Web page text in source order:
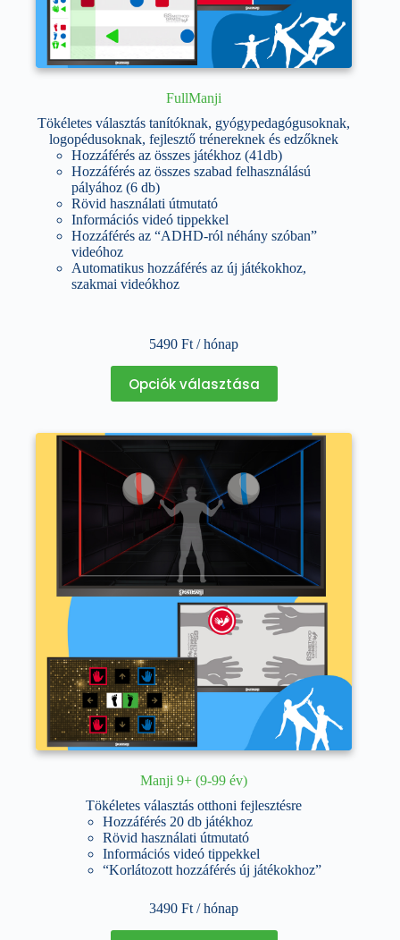
FullManji
Tökéletes választás tanítóknak, gyógypedagógusoknak,
logopédusoknak, fejlesztő trénereknek és edzőknek
Hozzáférés az összes játékhoz (41db)
Hozzáférés az összes szabad felhasználású
pályához (6 db)
Rövid használati útmutató
Információs videó tippekkel
Hozzáférés az “ADHD-ról néhány szóban”
videóhoz
Automatikus hozzáférés az új játékokhoz,
szakmai videókhoz
5490Ft / hónap
Opciók választása
Ennek
a
terméknek
variációja
A
változatok
a
termékoldalon
választhatók
ki
Manji 9+ (9-99 év)
Tökéletes választás otthoni fejlesztésre
Hozzáférés 20 db játékhoz
Rövid használati útmutató
Információs videó tippekkel
“Korlátozott hozzáférés új játékokhoz”
3490Ft / hónap
Ennek